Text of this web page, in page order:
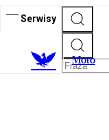
Serwisy
Moto